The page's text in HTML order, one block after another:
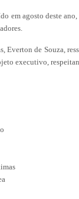
em agosto deste
Everton de Souza,
executivo,